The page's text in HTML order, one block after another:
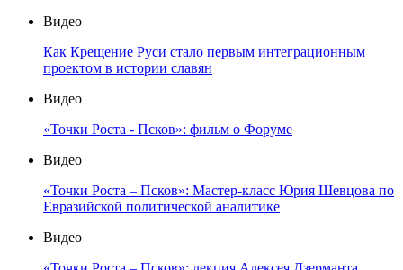
Видео
Как Крещение Руси стало первым интеграционным
проектом в истории славян
Видео
«Точки Роста - Псков»: фильм о Форуме
Видео
«Точки Роста – Псков»: Мастер-класс Юрия Шевцова по
Евразийской политической аналитике
Видео